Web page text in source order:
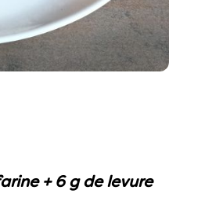
+ 6 g de levure